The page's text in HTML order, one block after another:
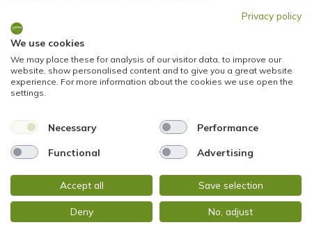
23 kWh / (m²*a)
Endenergiebedarf
Weitere Informationen
Wesentlicher Energieträger
Luft/Wasser-Wärmepumpfe
Energieausweis
Ausstelldatum
2022-02-18
Energieausweis gültig bis
17.02.2032
Privacy policy
We use cookies
We may place these for analysis of our visitor data, to improve our
website, show personalised content and to give you a great website
experience. For more information about the cookies we use open the
settings.
Necessary Performance
Functional Advertising
Accept all Save selection
Deny No, adjust